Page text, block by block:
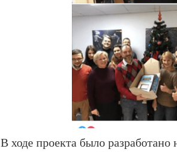
В ходе проекта было разработано